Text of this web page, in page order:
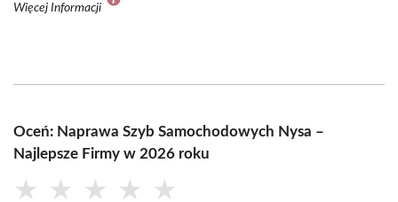
Więcej Informacji
Oceń: Naprawa Szyb Samochodowych Nysa –
Najlepsze Firmy w 2026 roku
★ ★ ★ ★ ★